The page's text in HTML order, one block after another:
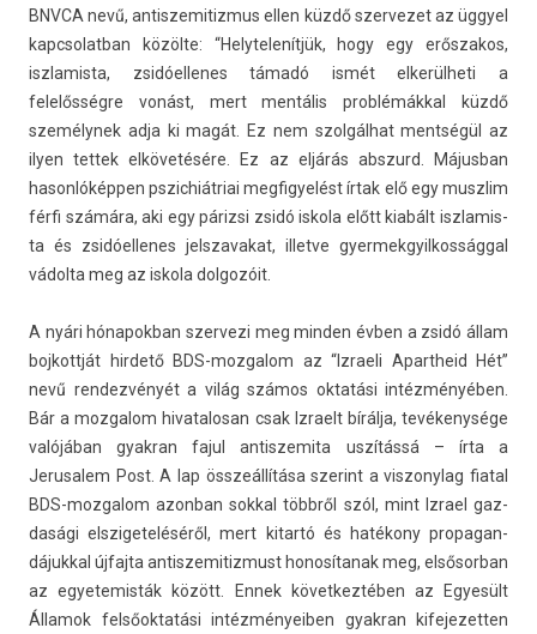
BNVCA nevű, anti­szemitiz­mus ellen küzdő szer­vezet az üggyel
kapcsolat­ban közölte: “Helytelenít­jük, hogy egy erős­zakos,
iszlamis­ta, zsidóel­lenes támadó ismét elkerülheti a
felelősségre vonást, mert mentális problémákkal küzdő
személynek adja ki magát. Ez nem szolgálhat mentségül az
ilyen tet­tek elkövetésére. Ez az eljárás ab­szurd. Május­ban
hason­lóképp­en pszic­hiát­riai meg­figyelést írtak elő egy muszlim
férfi számára, aki egy párizsi zsidó is­kola előtt kiabált iszlamis­
ta és zsidóel­lenes jelszavakat, il­let­ve gyer­mekgyil­kosságg­al
vádolta meg az is­kola dol­gozóit.
A nyári hónapok­ban szer­vezi meg mind­en évben a zsidó állam
boj­kottját hir­dető BDS-mozgalom az “Iz­raeli Apartheid Hét”
nevű re­ndez­vényét a világ számos oktatási intézményében.
Bár a moz­galom hivatalosan csak Iz­raelt bírálja, tevékenysége
valójában gyak­ran fajul anti­szemita uszítássá – írta a
Jerusalem Post. A lap összeállítása szerint a vis­zonylag fiat­al
BDS-mozgalom azon­ban sokk­al többről szól, mint Iz­rael gaz­
dasági elszigeteléséről, mert kitartó és hatékony pro­pagan­
dájukk­al újfaj­ta anti­szemitiz­must honosítanak meg, el­sősor­ban
az egyetemis­ták között. Ennek követ­keztéb­en az Egyesült
Államok felsőoktatási in­téz­ményeib­en gyak­ran kifejezett­en